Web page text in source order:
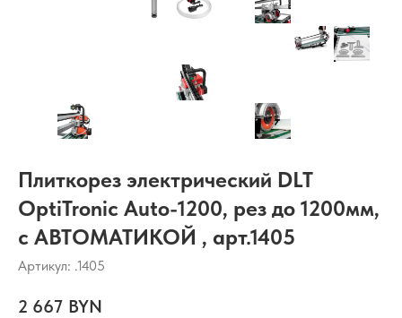
Плиткорез электрический DLT
OptiTronic Auto-1200, рез до 1200мм,
с АВТОМАТИКОЙ , арт.1405
Артикул: .1405
2 667 BYN